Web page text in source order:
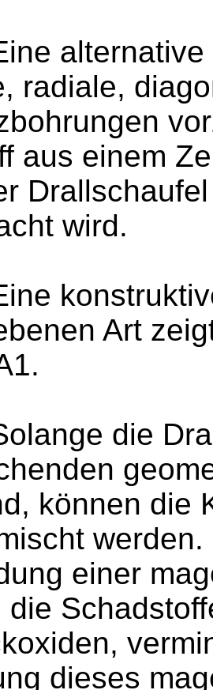
radiale,
aus einem
wird.
Art
die
können die
einer
die
dieses